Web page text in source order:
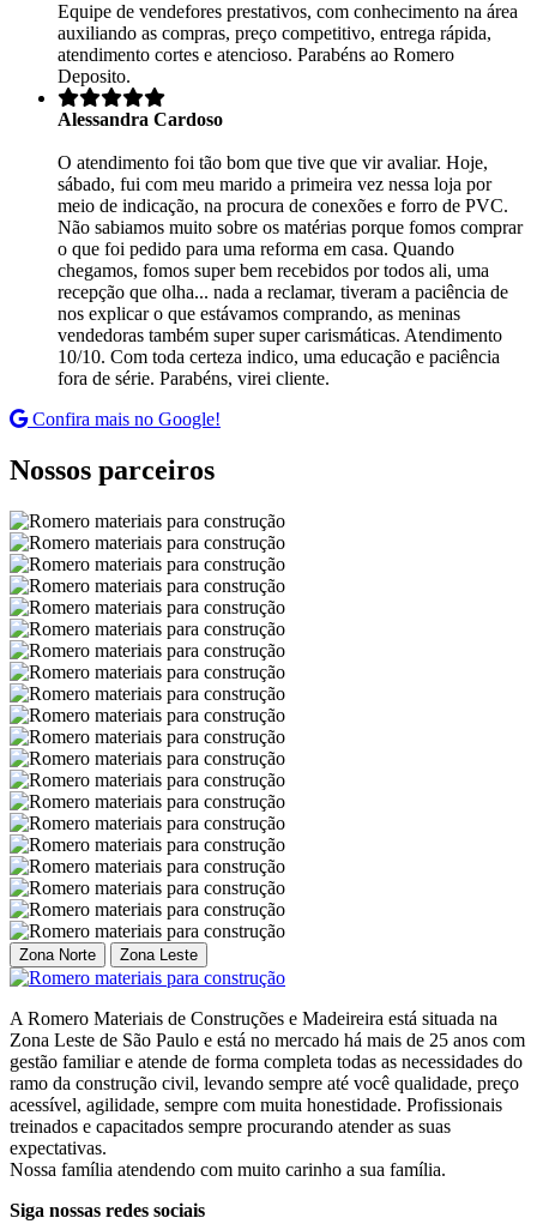
Equipe de vendefores prestativos, com conhecimento na área
auxiliando as compras, preço competitivo, entrega rápida,
atendimento cortes e atencioso. Parabéns ao Romero
Deposito.
Alessandra Cardoso
O atendimento foi tão bom que tive que vir avaliar. Hoje,
sábado, fui com meu marido a primeira vez nessa loja por
meio de indicação, na procura de conexões e forro de PVC.
Não sabiamos muito sobre os matérias porque fomos comprar
o que foi pedido para uma reforma em casa. Quando
chegamos, fomos super bem recebidos por todos ali, uma
recepção que olha... nada a reclamar, tiveram a paciência de
nos explicar o que estávamos comprando, as meninas
vendedoras também super super carismáticas. Atendimento
10/10. Com toda certeza indico, uma educação e paciência
fora de série. Parabéns, virei cliente.
Confira mais no Google!
Nossos parceiros
Zona Norte Zona Leste
A Romero Materiais de Construções e Madeireira está situada na
Zona Leste de São Paulo e está no mercado há mais de 25 anos com
gestão familiar e atende de forma completa todas as necessidades do
ramo da construção civil, levando sempre até você qualidade, preço
acessível, agilidade, sempre com muita honestidade. Profissionais
treinados e capacitados sempre procurando atender as suas
expectativas.
Nossa família atendendo com muito carinho a sua família.
Siga nossas redes sociais